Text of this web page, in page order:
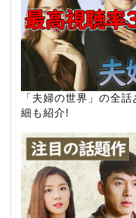
「夫婦の世界」の全
細も紹介!